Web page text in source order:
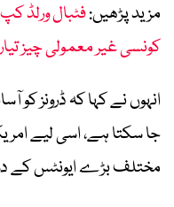
مزید پڑھیں:
کونسی غیر معمولی چیز
انہوں نے کہا کہ ڈرونز کو
مختلف بڑے ایونٹس کے